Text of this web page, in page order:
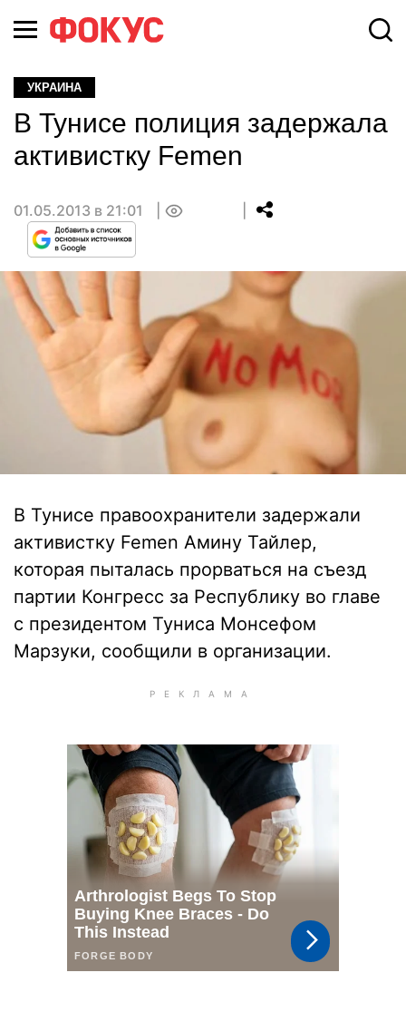
УКРАИНА
В Тунисе полиция задержала
активистку Femen
01.05.2013 в 21:01
В Тунисе правоохранители задержали
активистку Femen Амину Тайлер,
которая пыталась прорваться на съезд
партии Конгресс за Республику во главе
с президентом Туниса Монсефом
Марзуки, сообщили в организации.